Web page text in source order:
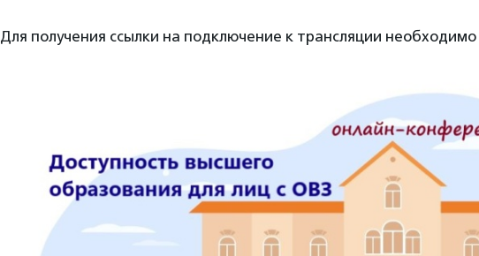
Для получения ссылки на подключение к трансляции необходимо